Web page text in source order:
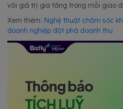
với giá trị gia tăng trong mỗi giao
Xem thêm: Nghệ thuật chăm sóc
doanh nghiệp đột phá doanh thu